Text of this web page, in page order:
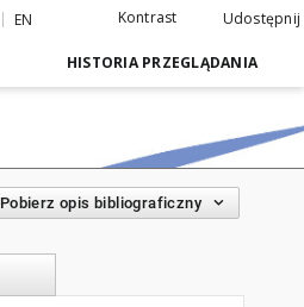
EN Kontrast Udostępnij
HISTORIA PRZEGLĄDANIA
Pobierz opis bibliograficzny